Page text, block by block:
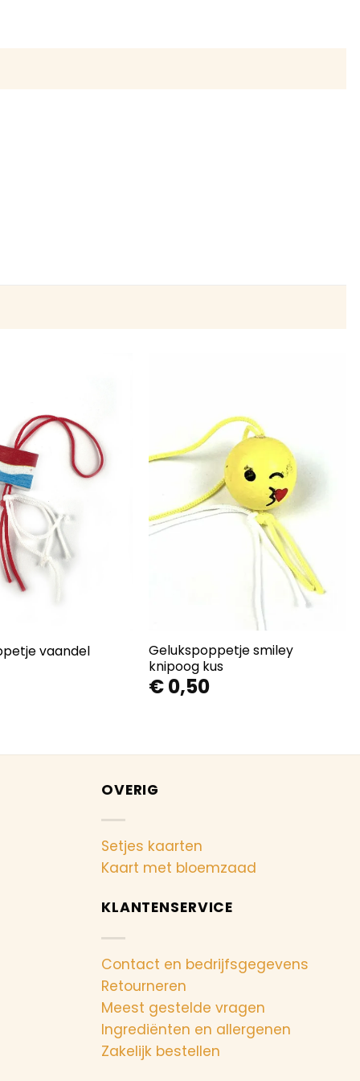
vaandel
Gelukspoppetje smiley
knipoog kus
€0,50
OVERIG
Setjes kaarten
Kaart met bloemzaad
KLANTENSERVICE
Contact en bedrijfsgegevens
Retourneren
Meest gestelde vragen
Ingrediënten en allergenen
Zakelijk bestellen